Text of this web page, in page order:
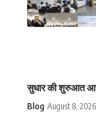
सुधार की शुरुआत आज
Blog August 8, 2026